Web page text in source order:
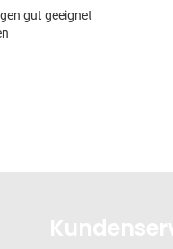
gut geeignet